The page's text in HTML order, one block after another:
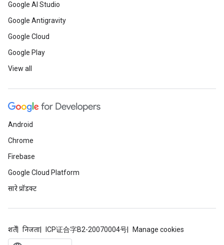
Google AI Studio
Google Antigravity
Google Cloud
Google Play
View all
Android
Chrome
Firebase
Google Cloud Platform
सारे प्रॉडक्ट
शर्तें निजता ICP证合字B2-20070004号 Manage cookies